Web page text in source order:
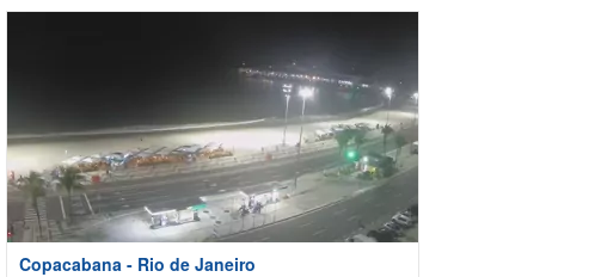
Copacabana - Rio de Janeiro